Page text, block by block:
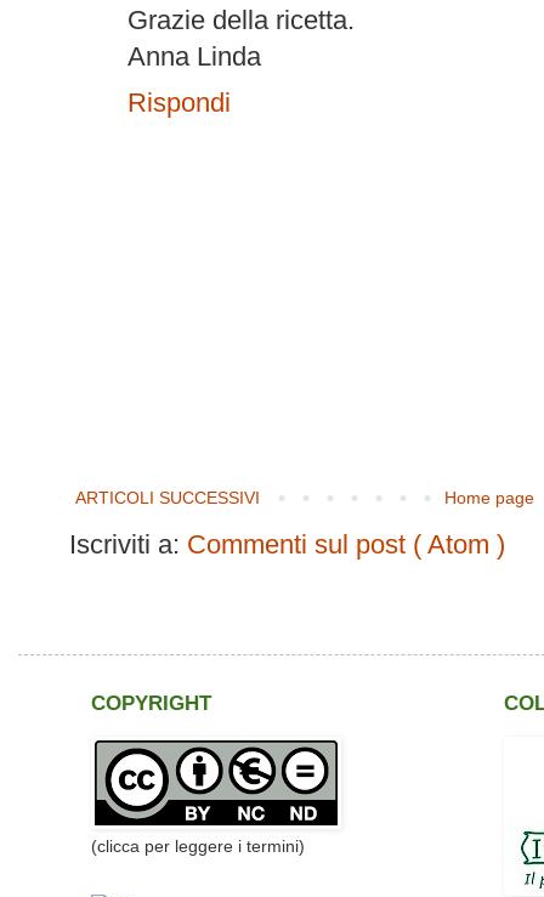
Grazie della ricetta.
Anna Linda
Rispondi
ARTICOLI SUCCESSIVI Home page
Iscriviti a: Commenti sul post ( Atom )
COPYRIGHT
(clicca per leggere i termini)